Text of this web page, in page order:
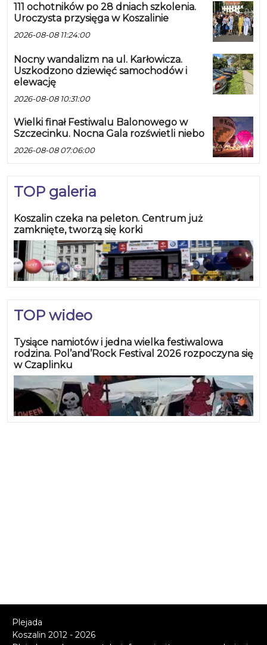
111 ochotników po 28 dniach szkolenia.
Uroczysta przysięga w Koszalinie
2026-08-08 11:24:00
Nocny wandalizm na ul. Karłowicza.
Uszkodzono dziewięć samochodów i
elewację
2026-08-08 10:31:00
Wielki finał Festiwalu Balonowego w
Szczecinku. Nocna Gala rozświetli niebo
2026-08-08 07:06:00
TOP galeria
Koszalin czeka na peleton. Centrum już
zamknięte, tworzą się korki
TOP wideo
Tysiące namiotów i jedna wielka festiwalowa
rodzina. Pol’and’Rock Festival 2026 rozpoczyna się
w Czaplinku
Plejada
Koszalin 2012 - 2026